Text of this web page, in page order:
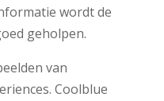
wordt de
geholpen.
van
Coolblue